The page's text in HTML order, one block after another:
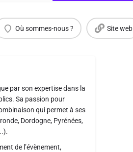
Où sommes-nous ? Site web
par son expertise dans la
Sa passion pour
qui permet à ses
Dordogne, Pyrénées,
de l’évènement,